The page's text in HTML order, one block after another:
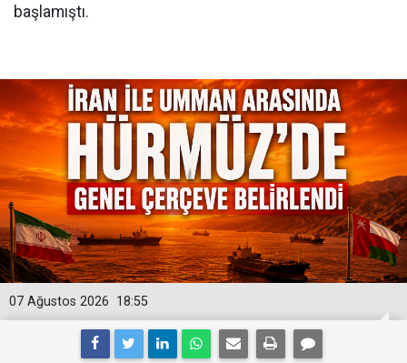
başlamıştı.
18:55
07 Ağustos 2026